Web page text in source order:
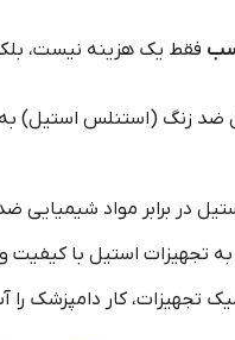
فقط یک هزینه نیست،
ضد زنگ (استنلس استیل)
در برابر مواد
تجهیزات استیل با کیفیت
تجهیزات، کار دامپزشک